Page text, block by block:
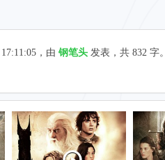
17:11:05 ，由 钢笔头 发表，共 832 字。